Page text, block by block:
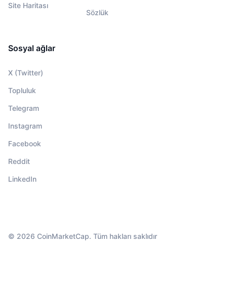
Site Haritası
Sözlük
Sosyal ağlar
X (Twitter)
Topluluk
Telegram
Instagram
Facebook
Reddit
LinkedIn
© 2026 CoinMarketCap. Tüm hakları saklıdır